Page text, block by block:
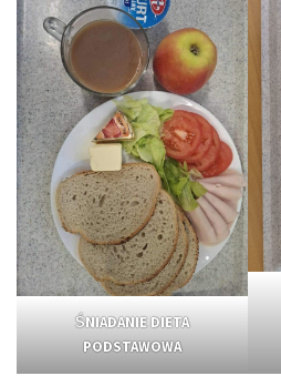
ŚNIADANIE DIETA
PODSTAWOWA